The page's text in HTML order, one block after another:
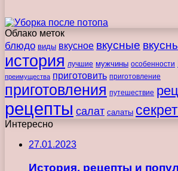
Облако меток
блюдо виды вкусное вкусные
история лучшие мужчины особенности
преимущества приготовить приготовление
приготовления путешествие
рецепты салат салаты
Интересно
27.01.2023
История, рецепты и